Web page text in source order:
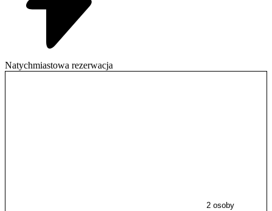
Natychmiastowa rezerwacja
2 osoby